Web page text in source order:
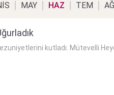
MAY HAZ TEM
kutladı. Mütevelli